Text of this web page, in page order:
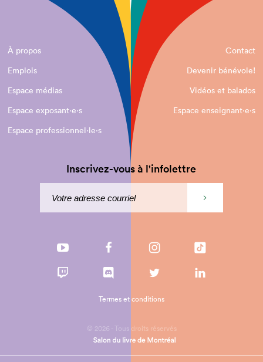
À propos
Contact
Emplois
Devenir bénévole!
Espace médias
Vidéos et balados
Espace exposant·e⋅s
Espace enseignant·e⋅s
Espace professionnel·le⋅s
Inscrivez-vous à l'infolettre
© 2026 - Tous droits réservés
Termes et conditions